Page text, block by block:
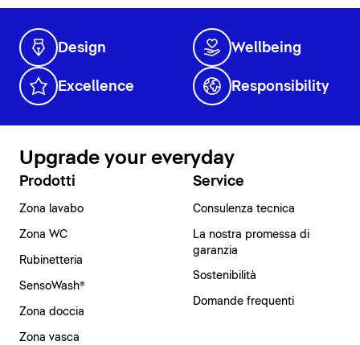
Design Wellbeing
Excellence Responsibility
Upgrade your everyday
Prodotti
Zona lavabo
Zona WC
Rubinetteria
SensoWash®
Zona doccia
Zona vasca
Service
Consulenza tecnica
La nostra promessa di
garanzia
Sostenibilità
Domande frequenti